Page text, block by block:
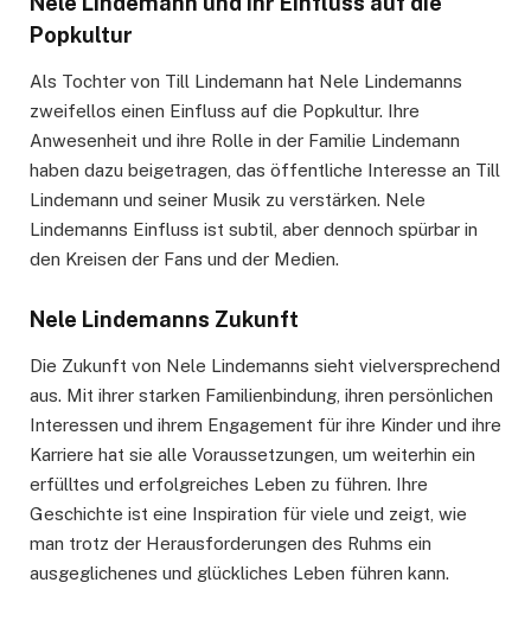
Popkultur
Als Tochter von Till Lindemann hat Nele Lindemanns
zweifellos einen Einfluss auf die Popkultur. Ihre
Anwesenheit und ihre Rolle in der Familie Lindemann
haben dazu beigetragen, das öffentliche Interesse an Till
Lindemann und seiner Musik zu verstärken. Nele
Lindemanns Einfluss ist subtil, aber dennoch spürbar in
den Kreisen der Fans und der Medien.
Nele Lindemanns Zukunft
Die Zukunft von Nele Lindemanns sieht vielversprechend
aus. Mit ihrer starken Familienbindung, ihren persönlichen
Interessen und ihrem Engagement für ihre Kinder und ihre
Karriere hat sie alle Voraussetzungen, um weiterhin ein
erfülltes und erfolgreiches Leben zu führen. Ihre
Geschichte ist eine Inspiration für viele und zeigt, wie
man trotz der Herausforderungen des Ruhms ein
ausgeglichenes und glückliches Leben führen kann.